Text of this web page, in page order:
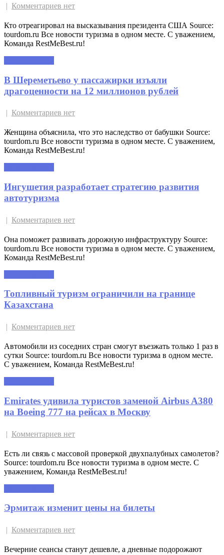
| Комментариев нет
Кто отреагировал на высказывания президента США Source:
tourdom.ru Все новости туризма в одном месте. С уважением,
Команда RestMeBest.ru!
В Шереметьево у пассажирки изъяли
драгоценности на 12 миллионов рублей
| Комментариев нет
Женщина объяснила, что это наследство от бабушки Source:
tourdom.ru Все новости туризма в одном месте. С уважением,
Команда RestMeBest.ru!
Ингушетия разработает стратегию развития
автотуризма
| Комментариев нет
Она поможет развивать дорожную инфраструктуру Source:
tourdom.ru Все новости туризма в одном месте. С уважением,
Команда RestMeBest.ru!
Топливный туризм ограничили на границе
Казахстана
| Комментариев нет
Автомобили из соседних стран смогут въезжать только 1 раз в
сутки Source: tourdom.ru Все новости туризма в одном месте.
С уважением, Команда RestMeBest.ru!
Emirates удивила туристов заменой Airbus A380
на Boeing 777 на рейсах в Москву
| Комментариев нет
Есть ли связь с массовой проверкой двухпалубных самолетов?
Source: tourdom.ru Все новости туризма в одном месте. С
уважением, Команда RestMeBest.ru!
Эрмитаж изменит цены на билеты
| Комментариев нет
Вечерние сеансы станут дешевле, а дневные подорожают